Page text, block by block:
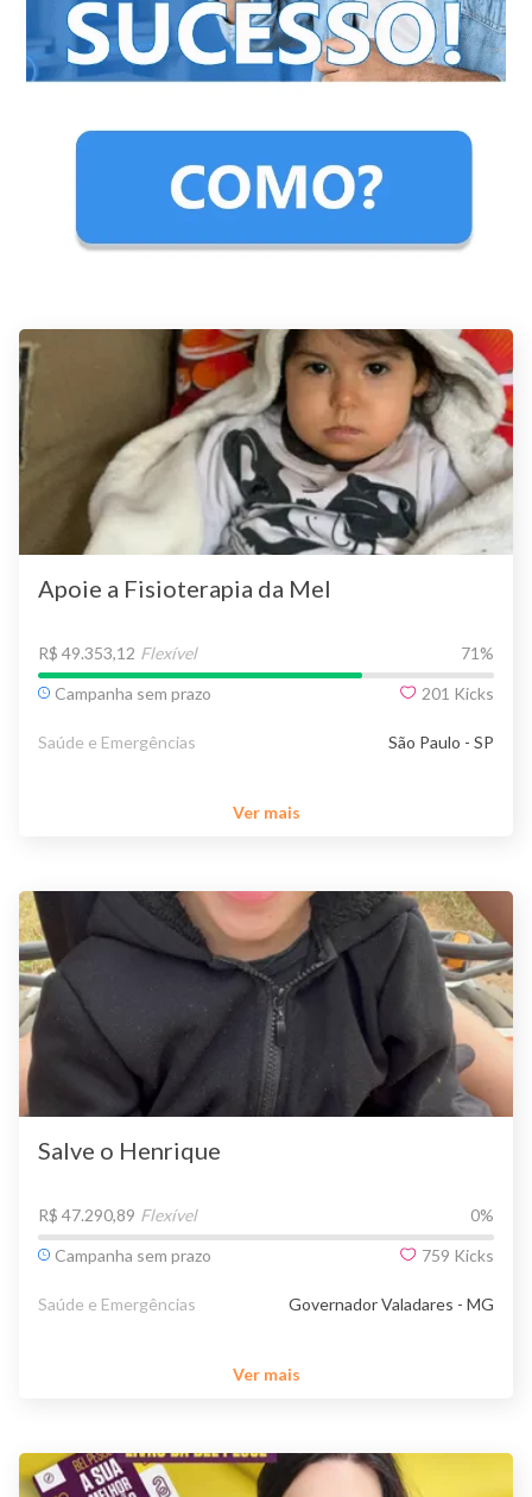
Apoie a Fisioterapia da Mel
R$ 49.353,12 Flexível 71 %
Campanha sem prazo
201 Kicks
Saúde e Emergências São Paulo - SP
Ver mais
Salve o Henrique
R$ 47.290,89 Flexível 0%
Campanha sem prazo
759 Kicks
Saúde e Emergências Governador Valadares - MG
Ver mais